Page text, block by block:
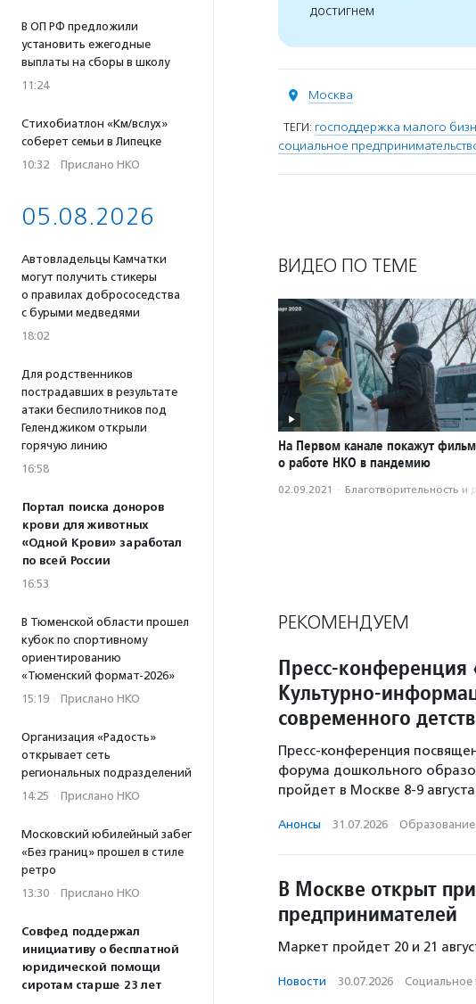
В ОП РФ предложили
установить ежегодные
выплаты на сборы в школу
11:24
Стихобиатлон «Км/вслух»
соберет семьи в Липецке
10:32 · Прислано НКО
05.08.2026
Автовладельцы Камчатки
могут получить стикеры
о правилах добрососедства
с бурыми медведями
18:02
Для родственников
пострадавших в результате
атаки беспилотников под
Геленджиком открыли
горячую линию
16:58
Портал поиска доноров
крови для животных
«Одной Крови» заработал
по всей России
16:53
В Тюменской области прошел
кубок по спортивному
ориентированию
«Тюменский формат-2026»
15:19 · Прислано НКО
Организация «Радость»
открывает сеть
региональных подразделений
14:25 · Прислано НКО
Московский юбилейный забег
«Без границ» прошел в стиле
ретро
13:30 · Прислано НКО
Совфед поддержал
инициативу о бесплатной
юридической помощи
сиротам старше 23 лет
достигнем
Москва
ТЕГИ: господдержка малого
социальное
ВИДЕО ПО ТЕМЕ
На Первом канале покажут фильм
о работе НКО в пандемию
02.09.2021 · Благотвори­тель­ность и
РЕКОМЕНДУЕМ
Пресс-конференция
Культурно-
современного
Пресс-конференция
форума дошкольного
пройдет в Москве 8-9 августа.
Анонсы · 31.07.2026 · Образование
В Москве открыт
предпринимателей
Маркет пройдет 20 и 21
Новости · 30.07.2026 · Социальное